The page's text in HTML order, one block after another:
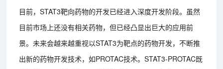
目前，STAT3靶向药物的开发已经进入深度开发阶段。虽然
目前市场上还没有相关药物，但已经凸显出巨大的应用前
景。未来会越来越重视以STAT3为靶点的药物开发，不断推
出新的药物开发技术，如PROTAC技术。STAT3-PROTAC既